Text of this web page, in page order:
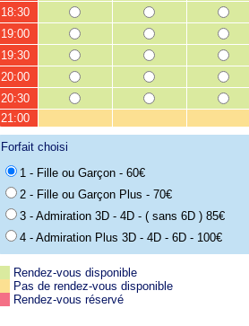
18:30
19:00
19:30
20:00
20:30
21:00
Forfait choisi
1 - Fille ou Garçon - 60€
2 - Fille ou Garçon Plus - 70€
3 - Admiration 3D - 4D - ( sans 6D ) 85€
4 - Admiration Plus 3D - 4D - 6D - 100€
Rendez-vous disponible
Pas de rendez-vous disponible
Rendez-vous réservé